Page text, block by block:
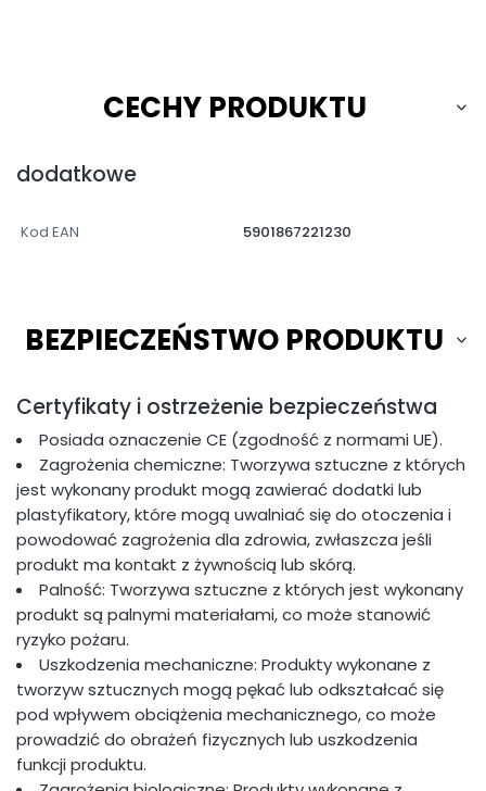
CECHY PRODUKTU
dodatkowe
Kod EAN 5901867221230
BEZPIECZEŃSTWO PRODUKTU
Certyfikaty i ostrzeżenie bezpieczeństwa
Posiada oznaczenie CE (zgodność z normami UE).
Zagrożenia chemiczne: Tworzywa sztuczne z których
jest wykonany produkt mogą zawierać dodatki lub
plastyfikatory, które mogą uwalniać się do otoczenia i
powodować zagrożenia dla zdrowia, zwłaszcza jeśli
produkt ma kontakt z żywnością lub skórą.
Palność: Tworzywa sztuczne z których jest wykonany
produkt są palnymi materiałami, co może stanowić
ryzyko pożaru.
Uszkodzenia mechaniczne: Produkty wykonane z
tworzyw sztucznych mogą pękać lub odkształcać się
pod wpływem obciążenia mechanicznego, co może
prowadzić do obrażeń fizycznych lub uszkodzenia
funkcji produktu.